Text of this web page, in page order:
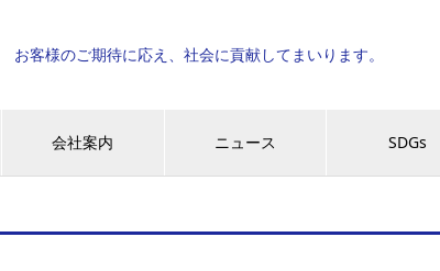
お客様のご期待に応え、社会に貢献してまいります。
会社案内 ニュース SDGs